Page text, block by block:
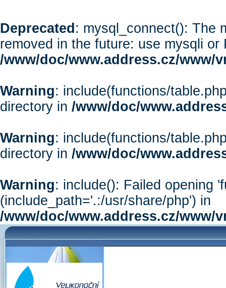
Deprecated : mysql_connect(): The
removed in the future: use mysqli or
/www/doc/www.address.cz/www/
Warning: include(functions/
directory in /www/doc/
Warning: include(functions/
directory in /www/doc/
Warning: include(): Failed opening
(include_path='.:/usr/share/php') in
/www/doc/www.address.cz/www/